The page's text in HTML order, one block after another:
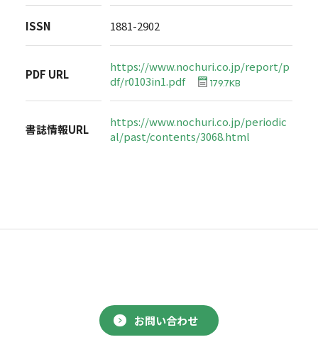
ISSN 1881-2902
PDF URL
https://www.nochuri.co.jp/report/p
df/r0103in1.pdf
179.7KB
書誌情報URL
https://www.nochuri.co.jp/periodic
al/past/contents/3068.html
お問い合わせ